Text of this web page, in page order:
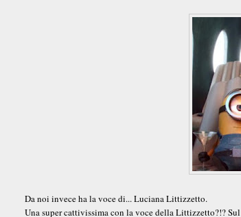
Da noi invece ha la voce di... Luciana Littizzetto.
Una super cattivissima con la voce della Littizzetto?!?